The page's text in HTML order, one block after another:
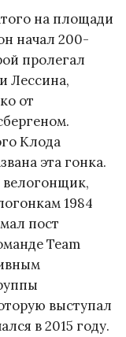
на площади
начал 200-
пролегал
Лессина,
от
Клода
эта гонка.
1984
пост
Team
выступал
в 2015 году.